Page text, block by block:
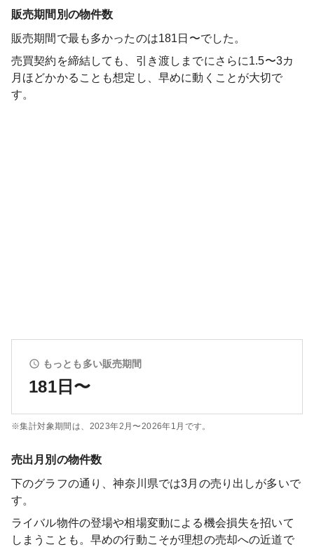
販売期間別の物件数
販売期間で最も多かったのは181日〜でした。
売買契約を締結しても、引き渡しまでにさらに1.5〜3カ
月ほどかかることも想定し、早めに動くことが大切で
す。
もっとも多い販売期間
181日〜
※集計対象期間は、 2023年2月〜2026年1月 です。
売出月別の物件数
下のグラフの通り、神奈川県では3月の売り出しが多いで
す。
ライバル物件の登場や相場変動による機会損失を招いて
しまうことも。早めの行動こそが理想の売却への近道で